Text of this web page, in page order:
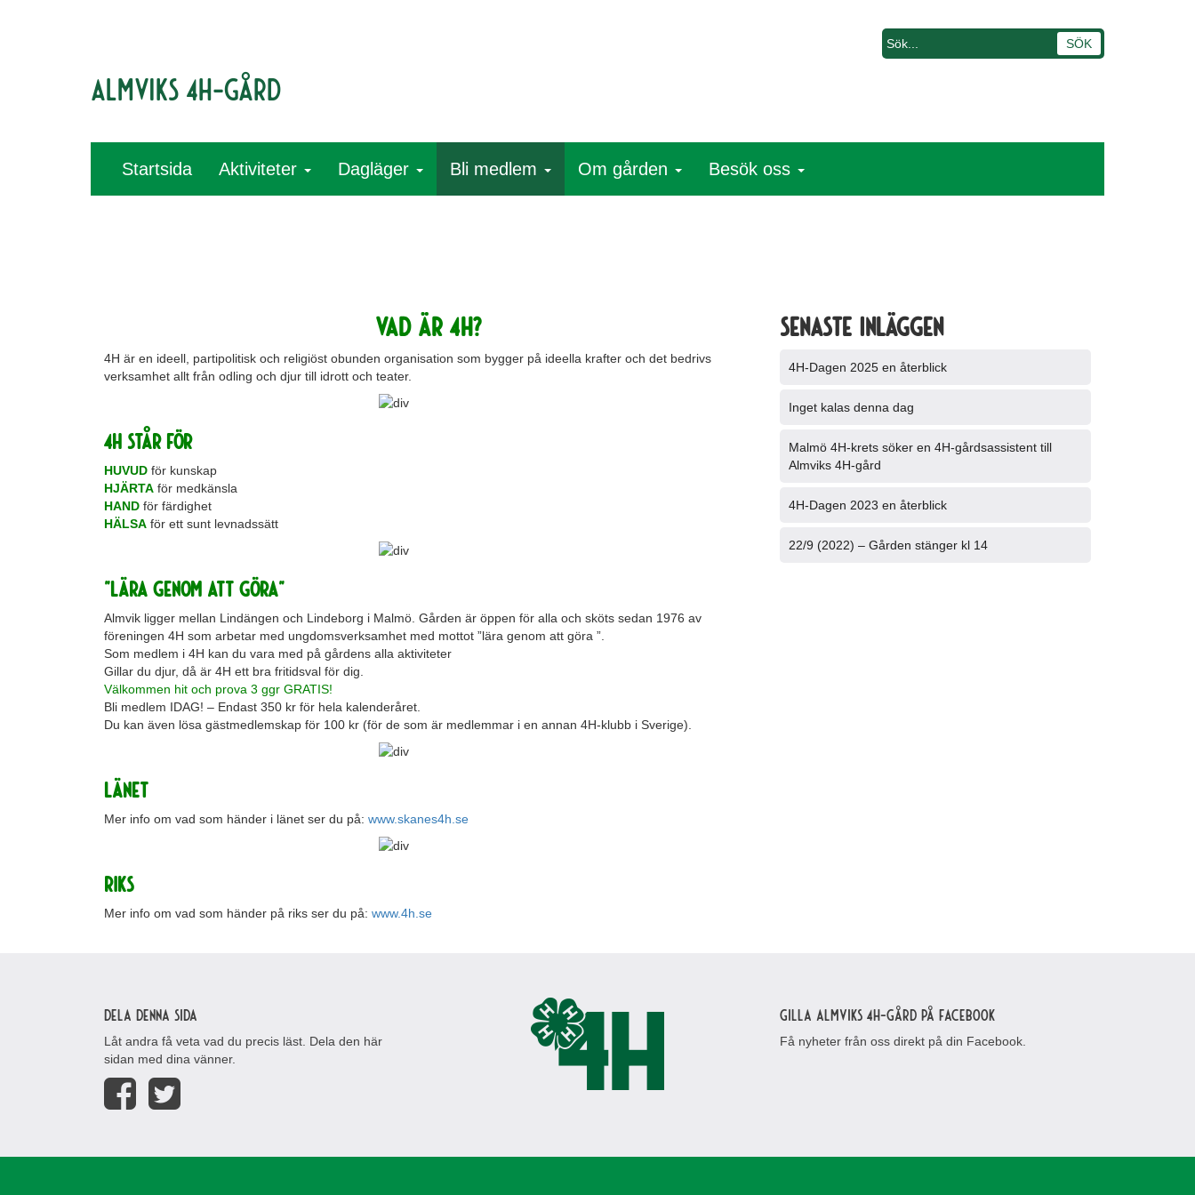
Almviks 4H-gård
Startsida Aktiviteter Dagläger Bli medlem Om gården Besök oss
VAD ÄR 4H?
4H är en ideell, partipolitisk och religiöst obunden organisation som bygger på ideella krafter och det bedrivs
verksamhet allt från odling och djur till idrott och teater.
4H STÅR FÖR
HUVUD för kunskap
HJÄRTA för medkänsla
HAND för färdighet
HÄLSA för ett sunt levnadssätt
”LÄRA GENOM ATT GÖRA”
Almvik ligger mellan Lindängen och Lindeborg i Malmö. Gården är öppen för alla och sköts sedan 1976 av
föreningen 4H som arbetar med ungdomsverksamhet med mottot ”lära genom att göra ”.
Som medlem i 4H kan du vara med på gårdens alla aktiviteter
Gillar du djur, då är 4H ett bra fritidsval för dig.
Välkommen hit och prova 3 ggr GRATIS!
Bli medlem IDAG! – Endast 350 kr för hela kalenderåret.
Du kan även lösa gästmedlemskap för 100 kr (för de som är medlemmar i en annan 4H-klubb i Sverige).
LÄNET
Mer info om vad som händer i länet ser du på: www.skanes4h.se
RIKS
Mer info om vad som händer på riks ser du på: www.4h.se
Senaste inläggen
4H-Dagen 2025 en återblick
Inget kalas denna dag
Malmö 4H-krets söker en 4H-gårdsassistent till
Almviks 4H-gård
4H-Dagen 2023 en återblick
22/9 (2022) – Gården stänger kl 14
Dela denna sida
Låt andra få veta vad du precis läst. Dela den här
sidan med dina vänner.
Gilla Almviks 4H-gård på Facebook
Få nyheter från oss direkt på din Facebook.